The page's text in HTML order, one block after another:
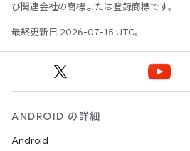
び関連会社の商標または登録商標です。
最終更新日 2026-07-15 UTC。
ANDROID の詳細
Android